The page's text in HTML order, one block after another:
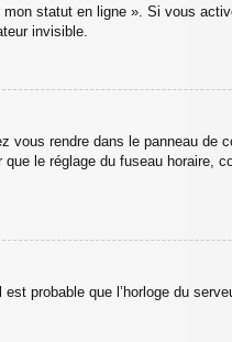
statut en ligne ». Si vous
invisible.
rendre dans le panneau de
le réglage du fuseau horaire,
probable que l’horloge du